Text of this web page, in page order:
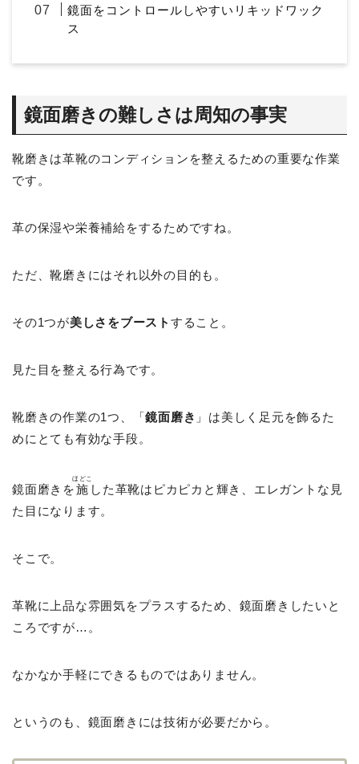
鏡面をコントロールしやすいリキッドワック
ス
鏡面磨きの難しさは周知の事実
靴磨きは革靴のコンディションを整えるための重要な作業
です。
革の保湿や栄養補給をするためですね。
ただ、靴磨きにはそれ以外の目的も。
その1つが美しさをブースト すること。
見た目を整える行為です。
靴磨きの作業の1つ、「鏡面磨き 」は美しく足元を飾るた
めにとても有効な手段。
鏡面磨きを 施
ほどこ
した革靴はピカピカと輝き、エレガントな見
た目になります。
そこで。
革靴に上品な雰囲気をプラスするため、鏡面磨きしたいと
ころですが…。
なかなか手軽にできるものではありません。
というのも、鏡面磨きには技術が必要だから。